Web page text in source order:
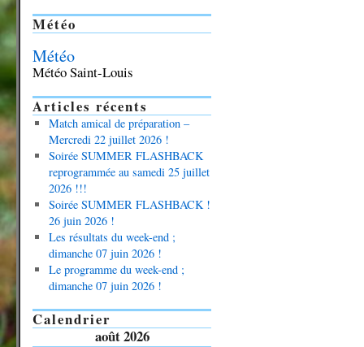
Météo
Météo
Météo Saint-Louis
Articles récents
Match amical de préparation –
Mercredi 22 juillet 2026 !
Soirée SUMMER FLASHBACK
reprogrammée au samedi 25 juillet
2026 !!!
Soirée SUMMER FLASHBACK !
26 juin 2026 !
Les résultats du week-end ;
dimanche 07 juin 2026 !
Le programme du week-end ;
dimanche 07 juin 2026 !
Calendrier
août 2026